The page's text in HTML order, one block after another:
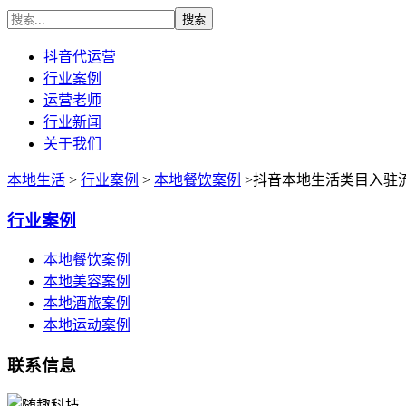
抖音代运营
行业案例
运营老师
行业新闻
关于我们
本地生活 > 行业案例 > 本地餐饮案例 >抖音本地生活类目入驻
行业案例
本地餐饮案例
本地美容案例
本地酒旅案例
本地运动案例
联系信息